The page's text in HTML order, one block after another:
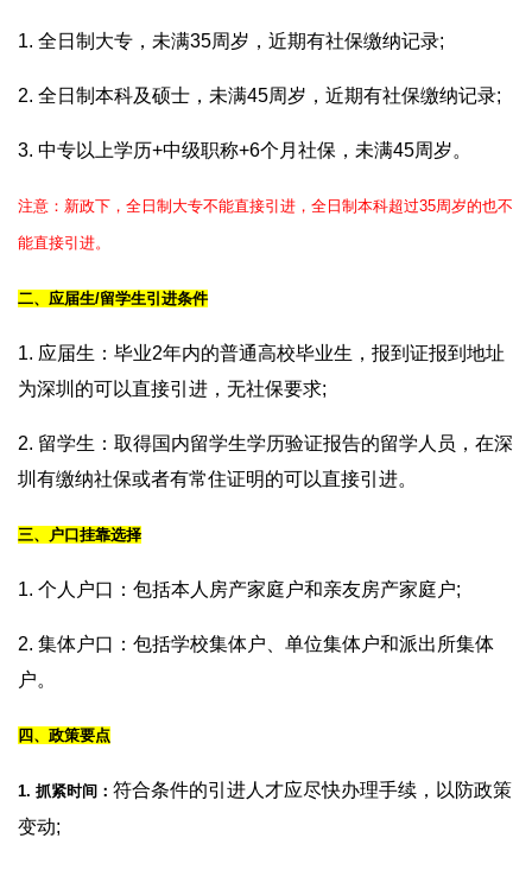
1. 全日制大专，未满35周岁，近期有社保缴纳记录;
2. 全日制本科及硕士，未满45周岁，近期有社保缴纳记录;
3. 中专以上学历+中级职称+6个月社保，未满45周岁。
注意：新政下，全日制大专不能直接引进，全日制本科超过35周岁的也不
能直接引进。
二、应届生/留学生引进条件
1. 应届生：毕业2年内的普通高校毕业生，报到证报到地址
为深圳的可以直接引进，无社保要求;
2. 留学生：取得国内留学生学历验证报告的留学人员，在深
圳有缴纳社保或者有常住证明的可以直接引进。
三、户口挂靠选择
1. 个人户口：包括本人房产家庭户和亲友房产家庭户;
2. 集体户口：包括学校集体户、单位集体户和派出所集体
户。
四、政策要点
1. 抓紧时间： 符合条件的引进人才应尽快办理手续，以防政策
变动;